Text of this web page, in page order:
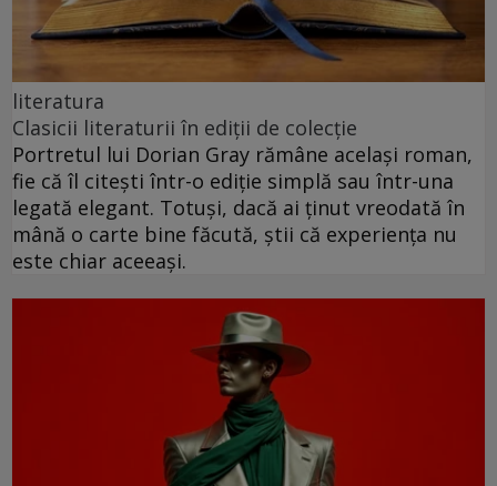
literatura
Clasicii literaturii în ediții de colecție
Portretul lui Dorian Gray rămâne același roman,
fie că îl citești într-o ediție simplă sau într-una
legată elegant. Totuși, dacă ai ținut vreodată în
mână o carte bine făcută, știi că experiența nu
este chiar aceeași.